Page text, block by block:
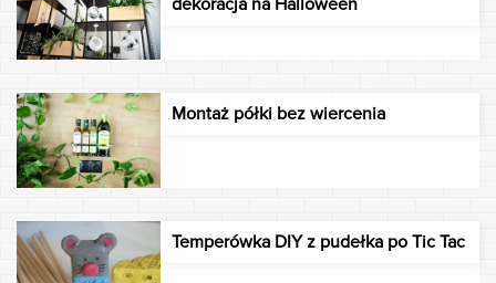
dekoracja na Halloween
Montaż półki bez wiercenia
Temperówka DIY z pudełka po Tic Tac